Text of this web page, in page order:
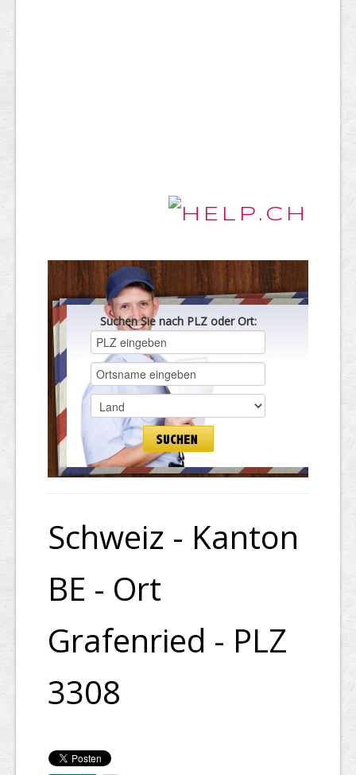
Suchen Sie nach PLZ oder Ort:
Schweiz - Kanton
BE - Ort
Grafenried - PLZ
3308